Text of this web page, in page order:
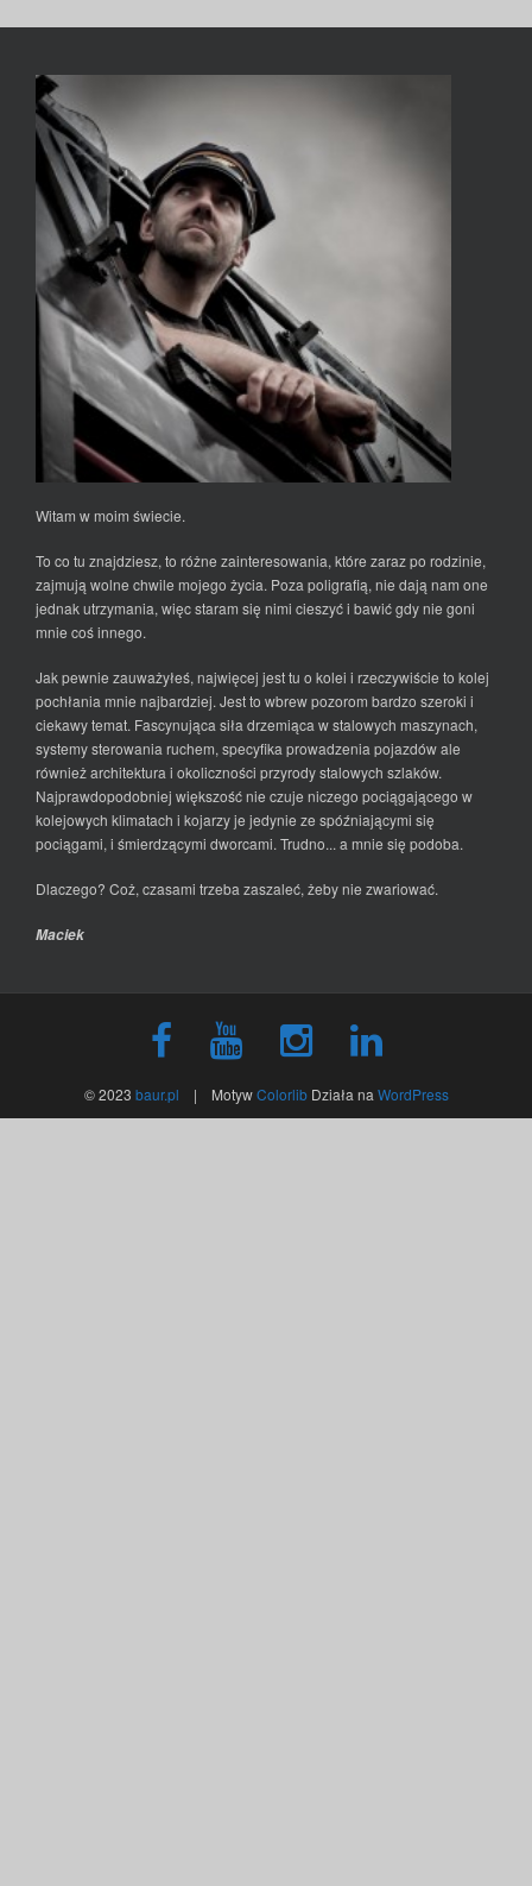
Witam w moim świecie.
To co tu znajdziesz, to różne zainteresowania, które zaraz po rodzinie,
zajmują wolne chwile mojego życia. Poza poligrafią, nie dają nam one
jednak utrzymania, więc staram się nimi cieszyć i bawić gdy nie goni
mnie coś innego.
Jak pewnie zauważyłeś, najwięcej jest tu o kolei i rzeczywiście to kolej
pochłania mnie najbardziej. Jest to wbrew pozorom bardzo szeroki i
ciekawy temat. Fascynująca siła drzemiąca w stalowych maszynach,
systemy sterowania ruchem, specyfika prowadzenia pojazdów ale
również architektura i okoliczności przyrody stalowych szlaków.
Najprawdopodobniej większość nie czuje niczego pociągającego w
kolejowych klimatach i kojarzy je jedynie ze spóźniającymi się
pociągami, i śmierdzącymi dworcami. Trudno... a mnie się podoba.
Dlaczego? Coż, czasami trzeba zaszaleć, żeby nie zwariować.
Maciek
© 2023 baur.pl | MotywColorlibDziała na WordPress